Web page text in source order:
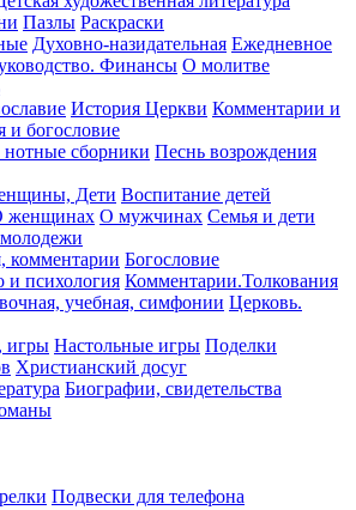
Пазлы Раскраски
Духовно-назидательная Ежедневное
Финансы О молитве
История Церкви Комментарии и
и богословие
сборники Песнь возрождения
Дети Воспитание детей
женщинах О мужчинах Семья и дети
комментарии Богословие
и психология Комментарии.Толкования
учебная, симфонии Церковь.
игры Настольные игры Поделки
Христианский досуг
Биографии, свидетельства
Подвески для телефона